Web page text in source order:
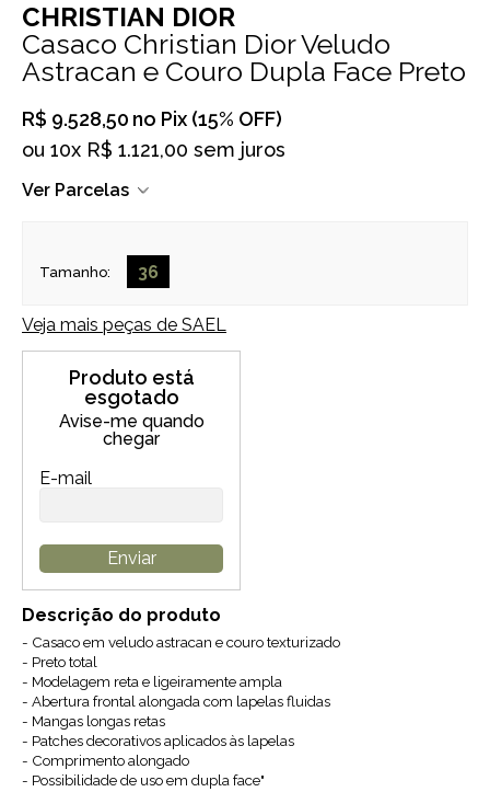
CHRISTIAN DIOR
Casaco Christian Dior Veludo
Astracan e Couro Dupla Face Preto
R$ 9.528,50 no Pix (15% OFF)
ou 10x R$ 1.121,00 sem juros
Ver Parcelas
Tamanho: 36
Veja mais peças de SAEL
Produto está
esgotado
Avise-me quando
chegar
E-mail
Enviar
Descrição do produto
- Casaco em veludo astracan e couro texturizado
- Preto total
- Modelagem reta e ligeiramente ampla
- Abertura frontal alongada com lapelas fluidas
- Mangas longas retas
- Patches decorativos aplicados às lapelas
- Comprimento alongado
- Possibilidade de uso em dupla face"